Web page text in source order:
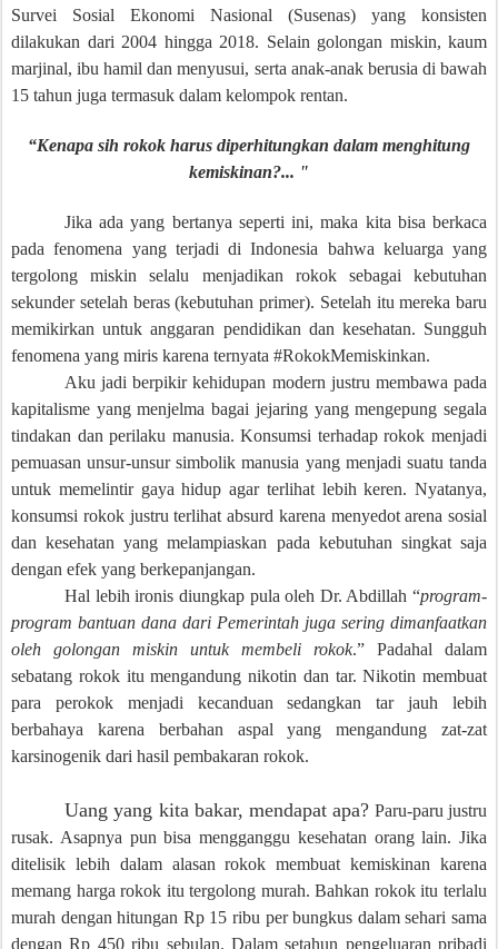
Survei Sosial Ekonomi Nasional (Susenas) yang konsisten
dilakukan dari 2004 hingga 2018. Selain golongan miskin, kaum
marjinal, ibu hamil dan menyusui, serta anak-anak berusia di bawah
15 tahun juga termasuk dalam kelompok rentan.
“Kenapa sih rokok harus diperhitungkan dalam menghitung
kemiskinan?... "
Jika ada yang bertanya seperti ini, maka kita bisa berkaca
pada fenomena yang terjadi di Indonesia bahwa keluarga yang
tergolong miskin selalu menjadikan rokok sebagai kebutuhan
sekunder setelah beras (kebutuhan primer). Setelah itu mereka baru
memikirkan untuk anggaran pendidikan dan kesehatan. Sungguh
fenomena yang miris karena ternyata #RokokMemiskinkan.
Aku jadi berpikir kehidupan modern justru membawa pada
kapitalisme yang menjelma bagai jejaring yang mengepung segala
tindakan dan perilaku manusia. Konsumsi terhadap rokok menjadi
pemuasan unsur-unsur simbolik manusia yang menjadi suatu tanda
untuk memelintir gaya hidup agar terlihat lebih keren. Nyatanya,
konsumsi rokok justru terlihat absurd karena menyedot arena sosial
dan kesehatan yang melampiaskan pada kebutuhan singkat saja
dengan efek yang berkepanjangan.
Hal lebih ironis diungkap pula oleh Dr. Abdillah “program-
program bantuan dana dari Pemerintah juga sering dimanfaatkan
oleh golongan miskin untuk membeli rokok.” Padahal dalam
sebatang rokok itu mengandung nikotin dan tar. Nikotin membuat
para perokok menjadi kecanduan sedangkan tar jauh lebih
berbahaya karena berbahan aspal yang mengandung zat-zat
karsinogenik dari hasil pembakaran rokok.
Uang yang kita bakar, mendapat apa? Paru-paru justru
rusak. Asapnya pun bisa mengganggu kesehatan orang lain. Jika
ditelisik lebih dalam alasan rokok membuat kemiskinan karena
memang harga rokok itu tergolong murah. Bahkan rokok itu terlalu
murah dengan hitungan Rp 15 ribu per bungkus dalam sehari sama
dengan Rp 450 ribu sebulan. Dalam setahun pengeluaran pribadi